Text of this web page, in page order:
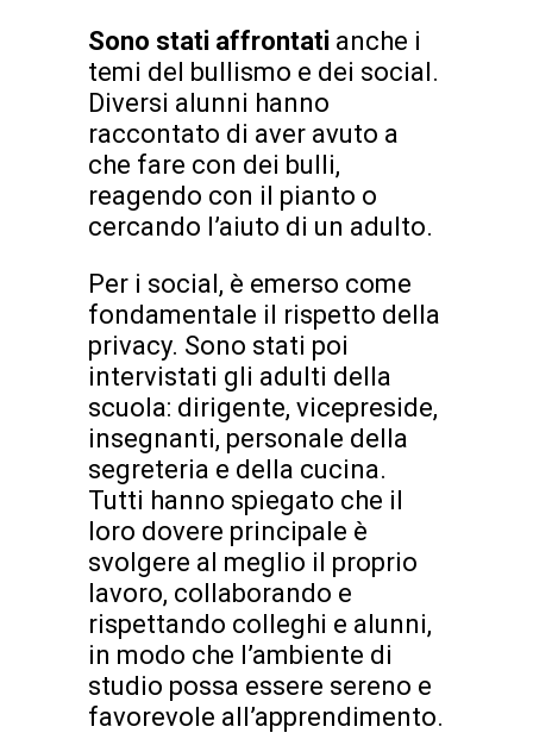
Sono stati affrontati anche i
temi del bullismo e dei social.
Diversi alunni hanno
raccontato di aver avuto a
che fare con dei bulli,
reagendo con il pianto o
cercando l’aiuto di un adulto.
Per i social, è emerso come
fondamentale il rispetto della
privacy. Sono stati poi
intervistati gli adulti della
scuola: dirigente, vicepreside,
insegnanti, personale della
segreteria e della cucina.
Tutti hanno spiegato che il
loro dovere principale è
svolgere al meglio il proprio
lavoro, collaborando e
rispettando colleghi e alunni,
in modo che l’ambiente di
studio possa essere sereno e
favorevole all’apprendimento.